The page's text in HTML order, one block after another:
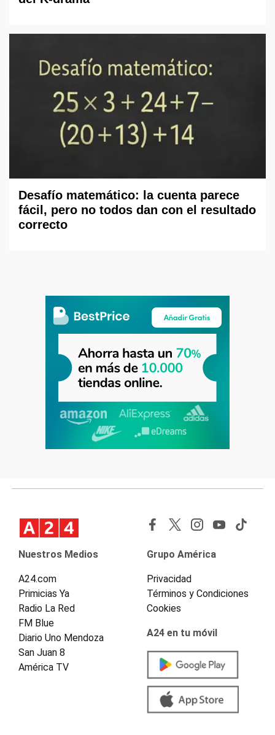
Desafío matemático: la cuenta parece
fácil, pero no todos dan con el resultado
correcto
Nuestros Medios
A24.com
Primicias Ya
Radio La Red
FM Blue
Diario Uno Mendoza
San Juan 8
América TV
Grupo América
Privacidad
Términos y Condiciones
Cookies
A24 en tu móvil